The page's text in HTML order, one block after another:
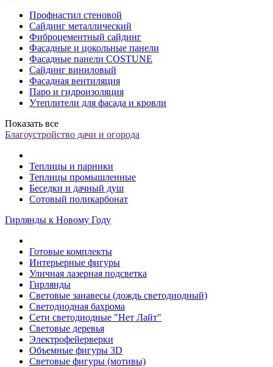
Профнастил стеновой
Сайдинг металлический
Фиброцементный сайдинг
Фасадные и цокольные панели
Фасадные панели COSTUNE
Сайдинг виниловый
Фасадная вентиляция
Паро и гидроизоляция
Утеплители для фасада и кровли
Показать все
Благоустройство дачи и огорода
Теплицы и парники
Теплицы промышленные
Беседки и дачный душ
Сотовый поликарбонат
Гирлянды к Новому Году
Готовые комплекты
Интерьерные фигуры
Уличная лазерная подсветка
Гирлянды
Световые занавесы (дождь светодиодный)
Светодиодная бахрома
Сети светодиодные "Нет Лайт"
Световые деревья
Электрофейерверки
Объемные фигуры 3D
Световые фигуры (мотивы)